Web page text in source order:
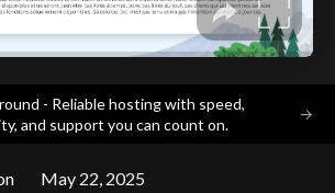
- Reliable hosting with speed,
and support you can count on.
→
May 22, 2025